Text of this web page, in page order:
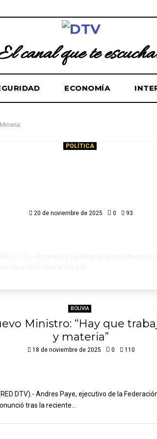
canal que te
ECONOMÍA
POLÍTICA
20 de noviembre de 2025 0 93
BOLIVIA
Ministro: “Hay que
y materia”
18 de noviembre de 2025 0 110
DTV).- ‎Andres Paye, ejecutivo de la
tras la reciente...